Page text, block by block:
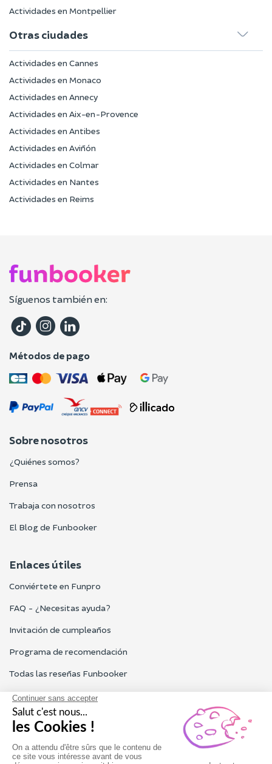
Actividades en Montpellier
Otras ciudades
Actividades en Cannes
Actividades en Monaco
Actividades en Annecy
Actividades en Aix-en-Provence
Actividades en Antibes
Actividades en Aviñón
Actividades en Colmar
Actividades en Nantes
Actividades en Reims
Síguenos también en:
Métodos de pago
Sobre nosotros
¿Quiénes somos?
Prensa
Trabaja con nosotros
El Blog de Funbooker
Enlaces útiles
Conviértete en Funpro
FAQ - ¿Necesitas ayuda?
Invitación de cumpleaños
Programa de recomendación
Todas las reseñas Funbooker
Contacta con nosotros
Nuestro servicio al cliente está abierto de lunes a viernes de 9h
a 18h